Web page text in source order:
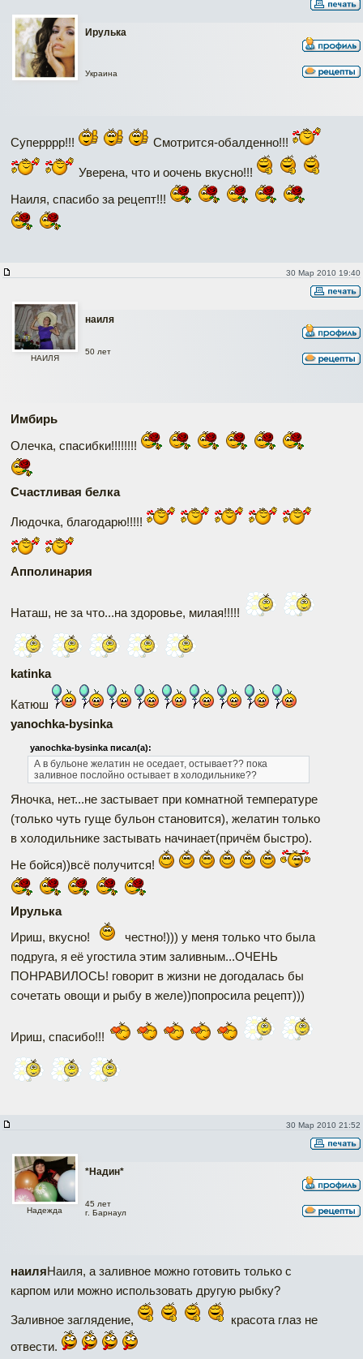
Ирулька
Украина
Суперррр!!! Смотрится-обалденно!!!
Уверена, что и оочень вкусно!!!
Наиля, спасибо за рецепт!!!
30 Мар 2010 19:40
наиля
НАИЛЯ
50 лет
Имбирь
Олечка, спасибки!!!!!!!!
Счастливая белка
Людочка, благодарю!!!!!
Апполинария
Наташ, не за что...на здоровье, милая!!!!!
katinka
Катюш
yanochka-bysinka
yanochka-bysinka писал(а):
А в бульоне желатин не оседает, остывает?? пока
заливное послойно остывает в холодильнике??
Яночка, нет...не застывает при комнатной температуре
(только чуть гуще бульон становится), желатин только
в холодильнике застывать начинает(причём быстро).
Не бойся))всё получится!
Ирулька
Ириш, вкусно!
честно!))) у меня только что была
подруга, я её угостила этим заливным...ОЧЕНЬ
ПОНРАВИЛОСЬ! говорит в жизни не догодалась бы
сочетать овощи и рыбу в желе))попросила рецепт)))
Ириш, спасибо!!!
30 Мар 2010 21:52
*Надин*
Надежда
45 лет
г. Барнаул
наиляНаиля, а заливное можно готовить только с
карпом или можно использовать другую рыбку?
Заливное заглядение,
красота глаз не
отвести.